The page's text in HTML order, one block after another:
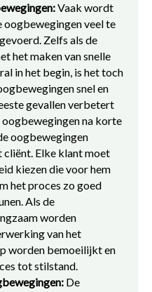
Vaak wordt
veel te
Zelfs als de
het maken van snelle
in het begin, is het toch
snel en
gevallen verbetert
na korte
oogbewegingen
Elke klant moet
kiezen die voor hem
het proces zo goed
Als de
worden
van het
worden bemoeilijkt en
tot stilstand.
De